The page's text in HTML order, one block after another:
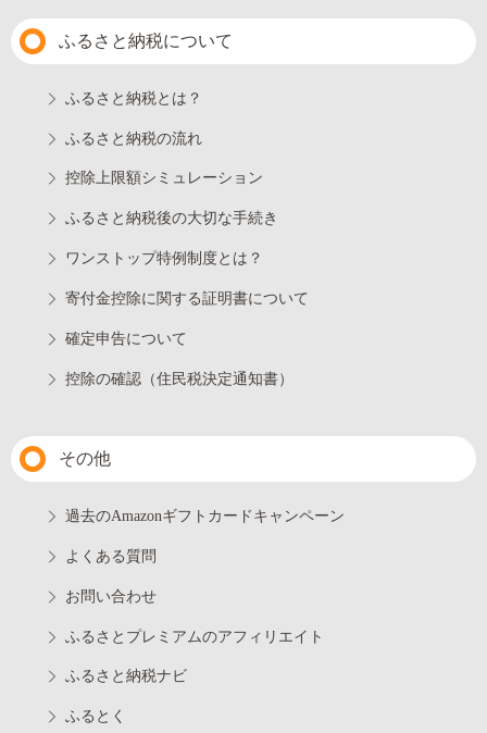
ふるさと納税について
ふるさと納税とは？
ふるさと納税の流れ
控除上限額シミュレーション
ふるさと納税後の大切な手続き
ワンストップ特例制度とは？
寄付金控除に関する証明書について
確定申告について
控除の確認（住民税決定通知書）
その他
過去のAmazonギフトカードキャンペーン
よくある質問
お問い合わせ
ふるさとプレミアムのアフィリエイト
ふるさと納税ナビ
ふるとく